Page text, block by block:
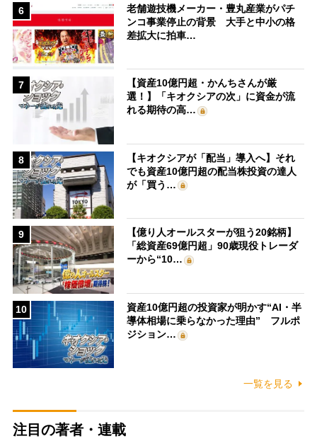
6
老舗遊技機メーカー・豊丸産業がパチ
ンコ事業停止の背景 大手と中小の格
差拡大に拍車…
7
【資産10億円超・かんちさんが厳
選！】「キオクシアの次」に資金が流
れる期待の高…
8
【キオクシアが「配当」導入へ】それ
でも資産10億円超の配当株投資の達人
が「買う…
9
【億り人オールスターが狙う20銘柄】
「総資産69億円超」90歳現役トレーダ
ーから“10…
10
資産10億円超の投資家が明かす“AI・半
導体相場に乗らなかった理由” フルポ
ジション…
一覧を見る
注目の著者・連載